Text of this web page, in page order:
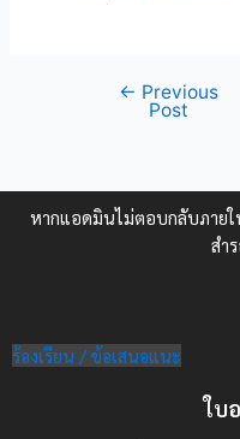
← Previous
Post
หากแอดมินไม่ตอบกลับภายใ
สำ
ร้องเรียน / ข้อเสนอแนะ
ใบ